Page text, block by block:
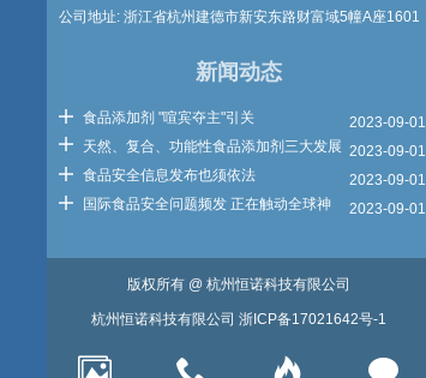
公司地址: 浙江省杭州建德市新安东路财富域5幢A座1601
新闻动态
版权所有 @ 杭州恒诺科技有限公司
杭州恒诺科技有限公司 浙ICP备17021642号-1
食品添加剂 "喧宾夺主"引关
2023-09-01
天然、复合、功能性食品添加剂三大发展 2023-09-01
食品安全信息发布也须依法
2023-09-01
国际食品安全问题频发 正在触动全球神
2023-09-01